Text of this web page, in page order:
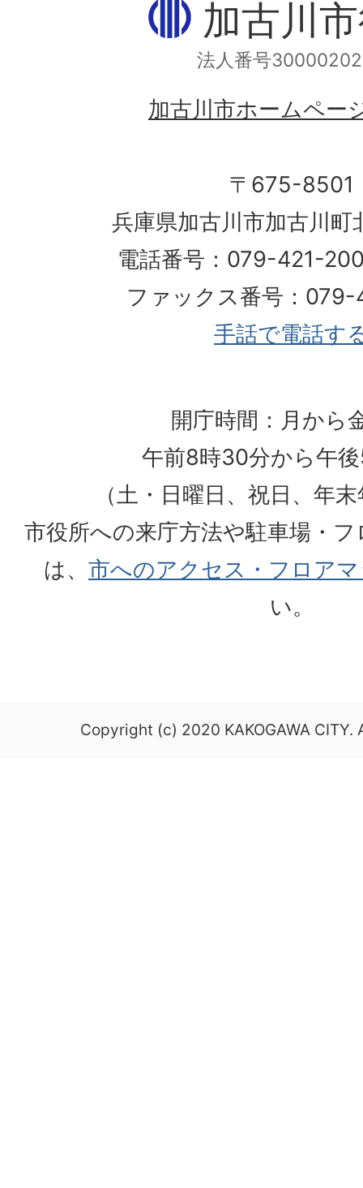
加古川
法人番号
加古川市ホームペー
〒675-8501
兵庫県加古川市加古川
電話番号：079-421-
ファックス番号：
手話で電話す
開庁時間：月から
午前8時30分から午
（土・日曜日、祝日、年
市役所への来庁方法や駐車場・
は、 市へのアクセス・フロア
い。
Copyright (c) 2020 KAKOGAWA CITY.